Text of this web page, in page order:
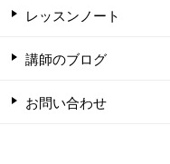
レッスンノート
講師のブログ
お問い合わせ